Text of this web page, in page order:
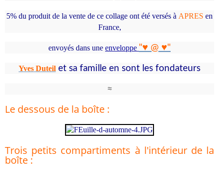
5% du produit de la vente de ce collage ont été versés à APRES en
France,
envoyés dans une enveloppe "♥ @ ♥"
Yves Duteil et sa famille en sont les fondateurs
≈
Le dessous de la boîte :
Trois petits compartiments à l'intérieur de la
boîte :